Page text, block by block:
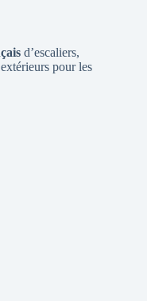
d’escaliers,
pour les